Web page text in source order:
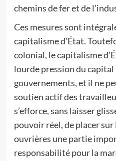
chemins de fer et de
Ces mesures sont
capitalisme d’État.
colonial, le capitalisme
lourde pression du
gouvernements, et il ne
soutien actif des
s’efforce, sans laisser
pouvoir réel, de placer
ouvrières une partie
responsabilité pour la